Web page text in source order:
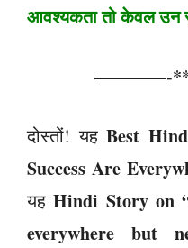
आवश्यकता तो केवल उन
————-
दोस्तों! यहBest
Success Are
यहHindi Story on
everywhere but